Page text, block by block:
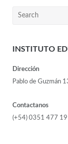
INSTITUTO
Dirección
Pablo de Guzmán
Contactanos
(+54) 0351 477